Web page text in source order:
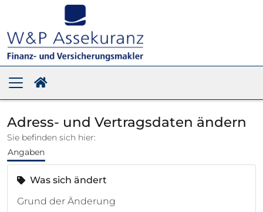
Adress- und Vertragsdaten ändern
Sie befinden sich hier:
Angaben
Was sich ändert
Grund der Änderung